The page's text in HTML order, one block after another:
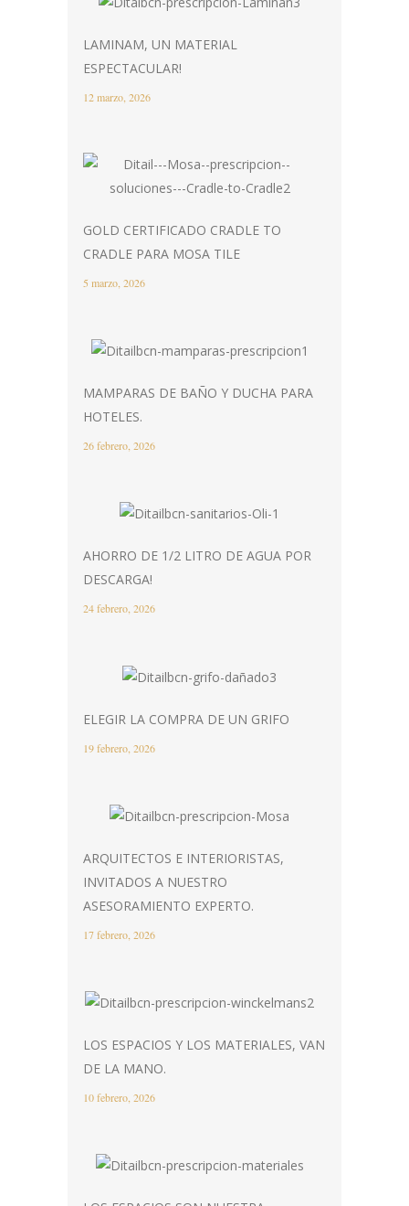
LAMINAM, UN MATERIAL
ESPECTACULAR!
12 marzo, 2026
GOLD CERTIFICADO CRADLE TO
CRADLE PARA MOSA TILE
5 marzo, 2026
MAMPARAS DE BAÑO Y DUCHA PARA
HOTELES.
26 febrero, 2026
AHORRO DE 1/2 LITRO DE AGUA POR
DESCARGA!
24 febrero, 2026
ELEGIR LA COMPRA DE UN GRIFO
19 febrero, 2026
ARQUITECTOS E INTERIORISTAS,
INVITADOS A NUESTRO
ASESORAMIENTO EXPERTO.
17 febrero, 2026
LOS ESPACIOS Y LOS MATERIALES, VAN
DE LA MANO.
10 febrero, 2026